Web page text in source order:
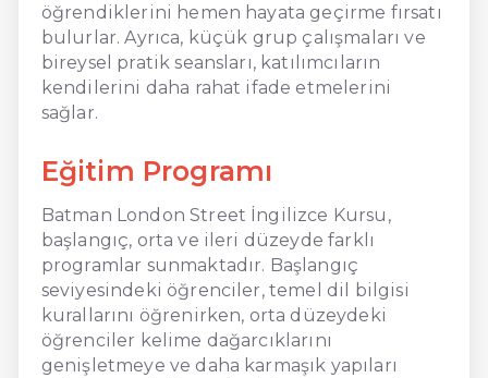
öğrendiklerini hemen hayata geçirme fırsatı
bulurlar. Ayrıca, küçük grup çalışmaları ve
bireysel pratik seansları, katılımcıların
kendilerini daha rahat ifade etmelerini
sağlar.
Eğitim Programı
Batman London Street İngilizce Kursu,
başlangıç, orta ve ileri düzeyde farklı
programlar sunmaktadır. Başlangıç
seviyesindeki öğrenciler, temel dil bilgisi
kurallarını öğrenirken, orta düzeydeki
öğrenciler kelime dağarcıklarını
genişletmeye ve daha karmaşık yapıları